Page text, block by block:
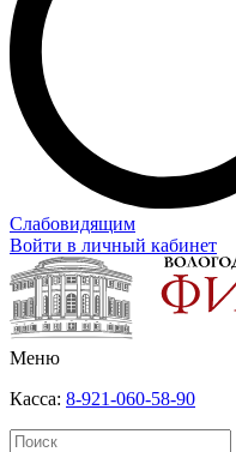
Слабовидящим
Войти в личный кабинет
Меню
Касса: 8-921-060-58-90